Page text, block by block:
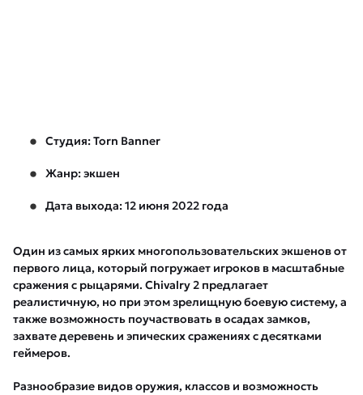
Студия: Torn Banner
Жанр: экшен
Дата выхода: 12 июня 2022 года
Один из самых ярких многопользовательских экшенов от
первого лица, который погружает игроков в масштабные
сражения с рыцарями. Chivalry 2 предлагает
реалистичную, но при этом зрелищную боевую систему, а
также возможность поучаствовать в осадах замков,
захвате деревень и эпических сражениях с десятками
геймеров.
Разнообразие видов оружия, классов и возможность